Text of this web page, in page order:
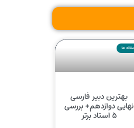
مقاله ها
بهترین دبیر فارسی
نهایی دوازدهم+ بررسی
۵ استاد برتر